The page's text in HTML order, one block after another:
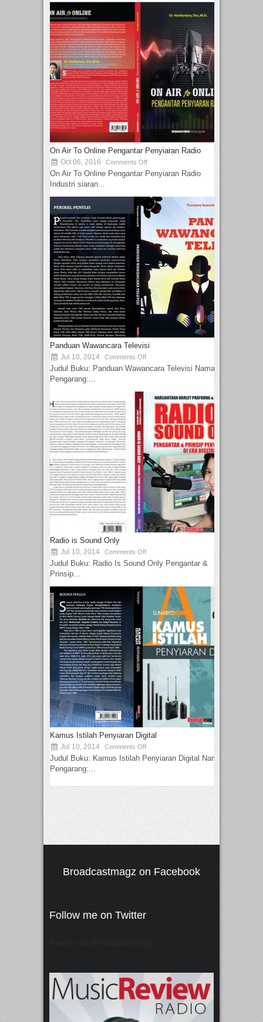
On Air To Online Pengantar Penyiaran Radio
Oct 06, 2016 Comments Off
On Air To Online Pengantar Penyiaran Radio
Industri siaran...
Panduan Wawancara Televisi
Jul 10, 2014 Comments Off
Judul Buku: Panduan Wawancara Televisi Nama
Pengarang:...
Radio is Sound Only
Jul 10, 2014 Comments Off
Judul Buku: Radio Is Sound Only Pengantar &
Prinsip...
Kamus Istilah Penyiaran Digital
Jul 10, 2014 Comments Off
Judul Buku: Kamus Istilah Penyiaran Digital Nama
Pengarang:...
Broadcastmagz on Facebook
Follow me on Twitter